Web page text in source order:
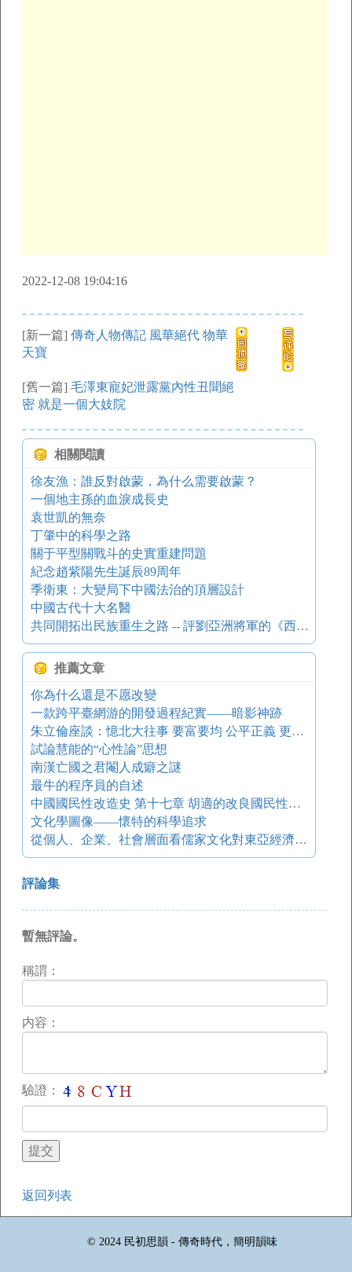
2022-12-08 19:04:16
[新一篇] 傳奇人物傳記 風華絕代 物華
天寶
[舊一篇] 毛澤東寵妃泄露黨內性丑聞絕
密 就是一個大妓院
相關閱讀
徐友漁：誰反對啟蒙，為什么需要啟蒙？
一個地主孫的血淚成長史
袁世凱的無奈
丁肇中的科學之路
關于平型關戰斗的史實重建問題
紀念趙紫陽先生誕辰89周年
季衛東：大變局下中國法治的頂層設計
中國古代十大名醫
共同開拓出民族重生之路 -- 評劉亞洲將軍的《西部論》
推薦文章
你為什么還是不愿改變
一款跨平臺網游的開發過程紀實——暗影神跡
朱立倫座談：憶北大往事 要富要均 公平正義 更優質的民主
試論慧能的“心性論”思想
南漢亡國之君閹人成癖之謎
最牛的程序員的自述
中國國民性改造史 第十七章 胡適的改良國民性思路
文化學圖像——懷特的科學追求
從個人、企業、社會層面看儒家文化對東亞經濟發展的影響
評論集
暫無評論。
稱謂：
内容：
驗證：
返回列表
© 2024 民初思韻 - 傳奇時代，簡明韻味